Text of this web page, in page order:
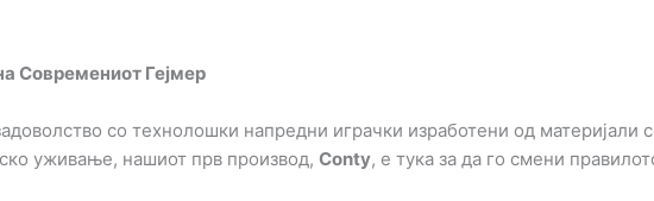
Современиот Гејмер
со технолошки напредни играчки изработени од материјали
уживање, нашиот прв производ, Conty, е тука за да го смени